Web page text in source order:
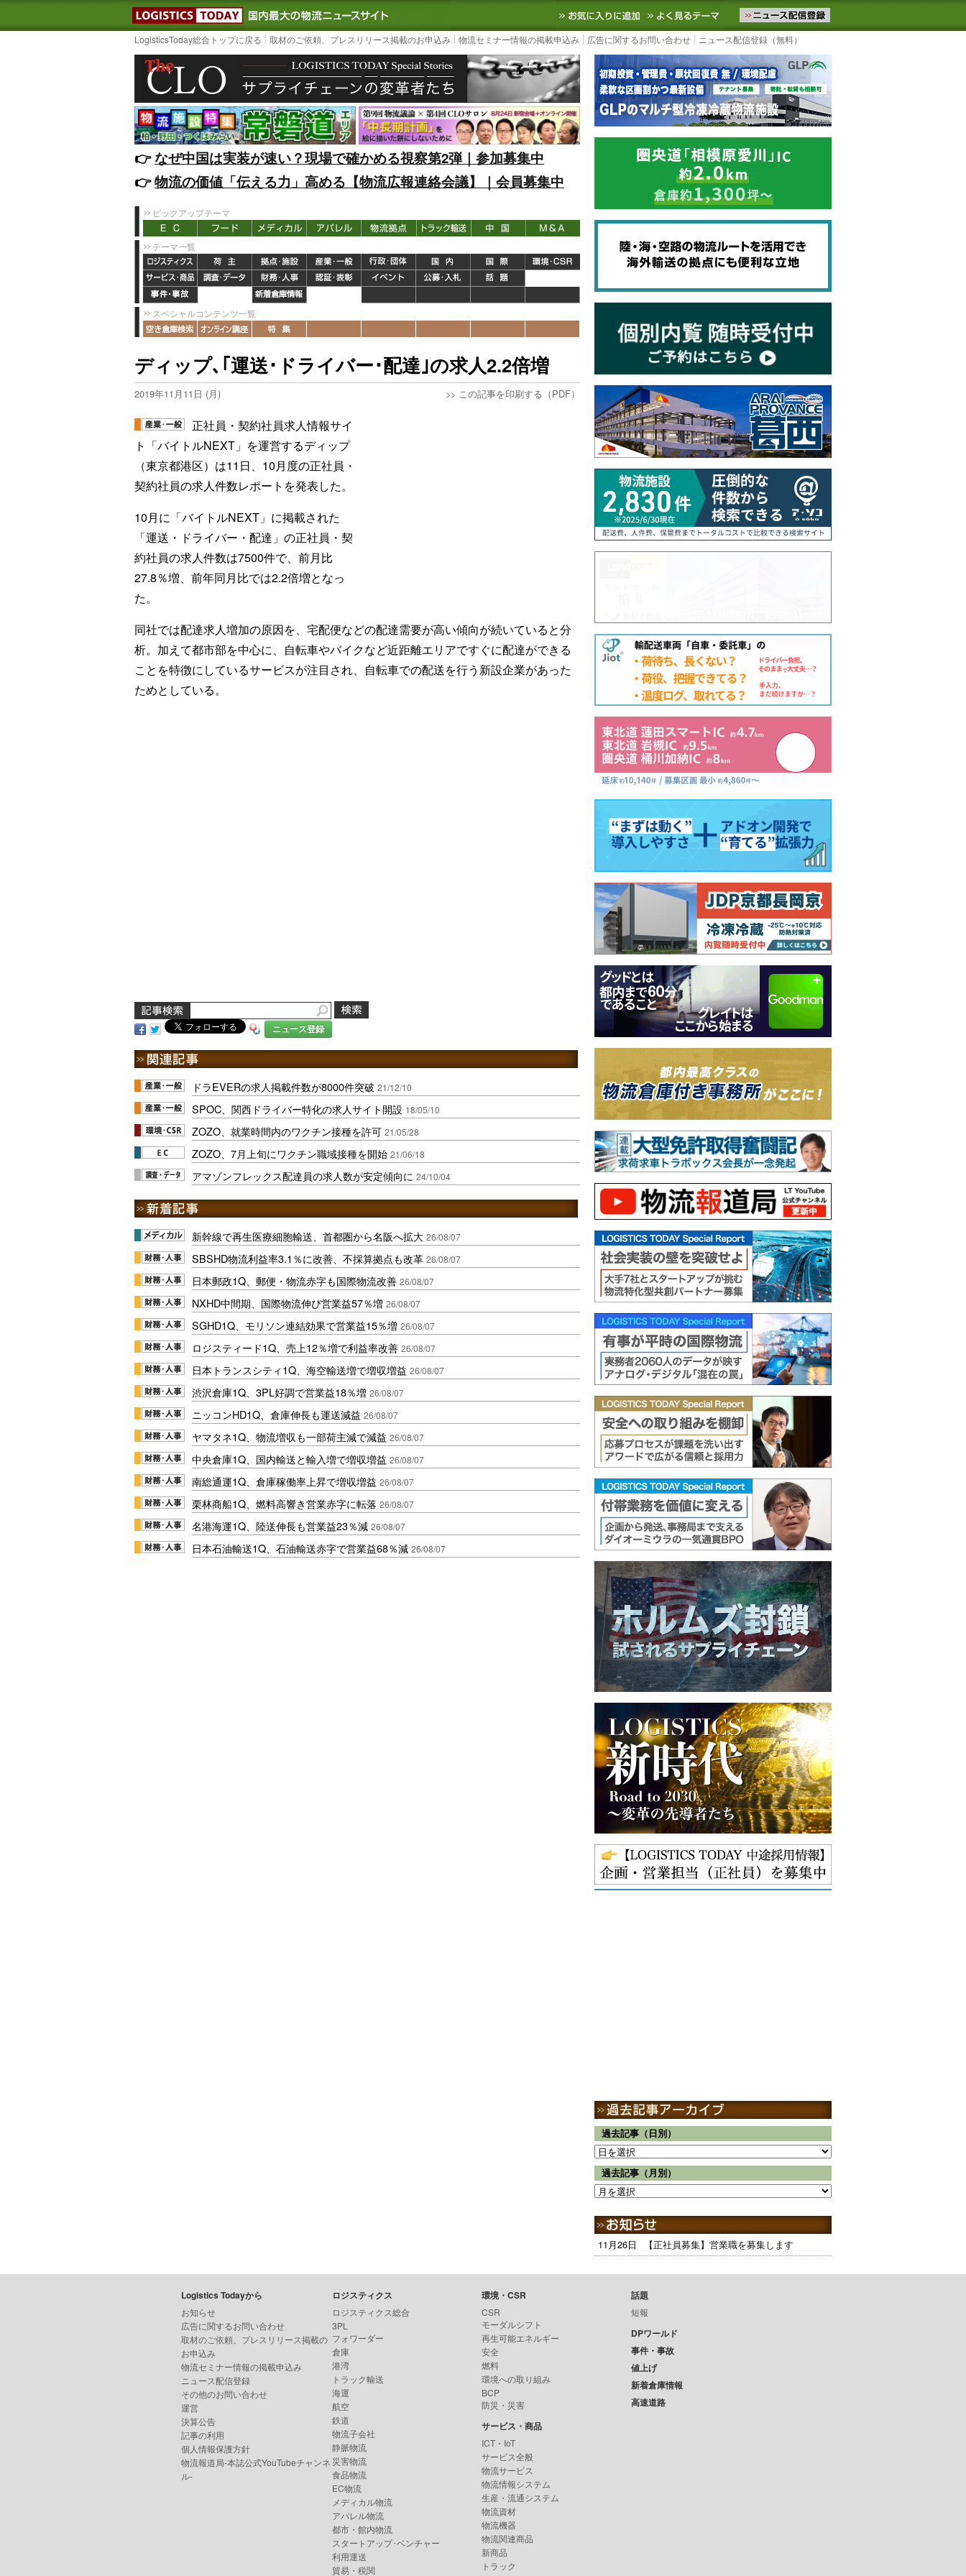
LOGISTICS TODAY｜国内最大の物流ニュースサイト3PL, SCMなど国内外の最新の物流ニュースをお届けします。物流ニュースメール配信を登録す
お気に入りに追加 よく見るテーマ
LogisticsToday総合トップに戻る 取材のご依頼、プレスリリース掲載のお申込み 物流セミナー情報の掲載申込み 広告に関するお問い合わせ ニュース配信登録（無料）
👉️なぜ中国は実装が速い？現場で確かめる視察第2弾｜参加募集中
👉️物流の価値「伝える力」高める【物流広報連絡会議】｜会員募集中
ピックアップテーマ
テーマ一覧
スペシャルコンテンツ一覧
ディップ､｢運送･ドライバー･配達｣の求人2.2倍増
2019年11月11日 (月) >> この記事を印刷する（PDF）
正社員・契約社員求人情報サイ
ト「バイトルNEXT」を運営するディップ
（東京都港区）は11日、10月度の正社員・
契約社員の求人件数レポートを発表した。
10月に「バイトルNEXT」に掲載された
「運送・ドライバー・配達」の正社員・契
約社員の求人件数は7500件で、前月比
27.8％増、前年同月比では2.2倍増となっ
た。
同社では配達求人増加の原因を、宅配便などの配達需要が高い傾向が続いていると分
析。加えて都市部を中心に、自転車やバイクなど近距離エリアですぐに配達ができる
ことを特徴にしているサービスが注目され、自転車での配送を行う新設企業があった
ためとしている。
ニュース登録
ドラEVERの求人掲載件数が8000件突破 21/12/10
SPOC、関西ドライバー特化の求人サイト開設 18/05/10
ZOZO、就業時間内のワクチン接種を許可 21/05/28
ZOZO、7月上旬にワクチン職域接種を開始 21/06/18
アマゾンフレックス配達員の求人数が安定傾向に 24/10/04
新幹線で再生医療細胞輸送、首都圏から名阪へ拡大 26/08/07
SBSHD物流利益率3.1％に改善、不採算拠点も改革 26/08/07
日本郵政1Q、郵便・物流赤字も国際物流改善 26/08/07
NXHD中間期、国際物流伸び営業益57％増 26/08/07
SGHD1Q、モリソン連結効果で営業益15％増 26/08/07
ロジスティード1Q、売上12％増で利益率改善 26/08/07
日本トランスシティ1Q、海空輸送増で増収増益 26/08/07
渋沢倉庫1Q、3PL好調で営業益18％増 26/08/07
ニッコンHD1Q、倉庫伸長も運送減益 26/08/07
ヤマタネ1Q、物流増収も一部荷主減で減益 26/08/07
中央倉庫1Q、国内輸送と輸入増で増収増益 26/08/07
南総通運1Q、倉庫稼働率上昇で増収増益 26/08/07
栗林商船1Q、燃料高響き営業赤字に転落 26/08/07
名港海運1Q、陸送伸長も営業益23％減 26/08/07
日本石油輸送1Q、石油輸送赤字で営業益68％減 26/08/07
過去記事（日別）
過去記事（月別）
11月26日 【正社員募集】営業職を募集します
Logistics Todayから
お知らせ
広告に関するお問い合わせ
取材のご依頼、プレスリリース掲載の
お申込み
物流セミナー情報の掲載申込み
ニュース配信登録
その他のお問い合わせ
運営
決算公告
記事の利用
個人情報保護方針
物流報道局-本誌公式YouTubeチャンネ
ル-
ロジスティクス
ロジスティクス総合
3PL
フォワーダー
倉庫
港湾
トラック輸送
海運
航空
鉄道
物流子会社
静脈物流
災害物流
食品物流
EC物流
メディカル物流
アパレル物流
都市・館内物流
スタートアップ･ベンチャー
利用運送
貿易・税関
環境・CSR
CSR
モーダルシフト
再生可能エネルギー
安全
燃料
環境への取り組み
BCP
防災・災害
サービス・商品
ICT・IoT
サービス全般
物流サービス
物流情報システム
生産・流通システム
物流資材
物流機器
物流関連商品
新商品
トラック
話題
短報
DPワールド
事件・事故
値上げ
新着倉庫情報
高速道路